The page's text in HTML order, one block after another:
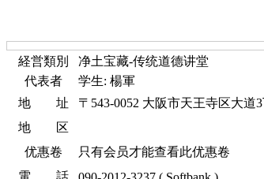
経営類別
净土宝藏-传统道德讲堂
代表者
学生: 楊軍
地 址
〒543-0052 大阪市天王寺区大道
地 区
优惠卷
只有会员才能查看此优惠卷
電 話